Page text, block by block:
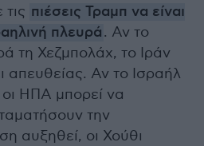
πιέσεις Τραμπ να είναι
πλευρά. Αν το
τη Χεζμπολάχ, το Ιράν
απευθείας. Αν το Ισραήλ
οι ΗΠΑ μπορεί να
την
αυξηθεί, οι Χούθι